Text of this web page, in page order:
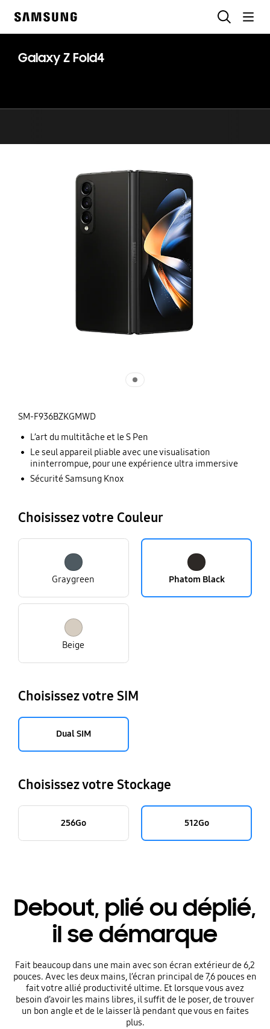
Galaxy Z Fold4
SM-F936BZKGMWD
L’art du multitâche et le S Pen
Le seul appareil pliable avec une visualisation
ininterrompue, pour une expérience ultra immersive
Sécurité Samsung Knox
Choisissez votre Couleur
Graygreen Phatom Black
Beige
Choisissez votre SIM
Dual SIM
Choisissez votre Stockage
256Go 512Go
Debout, plié ou déplié,
il se démarque
Fait beaucoup dans une main avec son écran extérieur de 6,2
pouces. Avec les deux mains, l’écran principal de 7,6 pouces en
fait votre allié productivité ultime. Et lorsque vous avez
besoin d’avoir les mains libres, il suffit de le poser, de trouver
un bon angle et de le laisser là pendant que vous en faites
plus.